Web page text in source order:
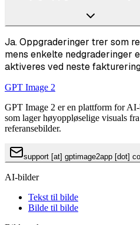
Ja. Oppgraderinger trer som
mens enkelte nedgraderinger
aktiveres ved neste
GPT Image 2
GPT Image 2 er en plattform for
som lager høyoppløselige visuals
referansebilder.
support [at] gptimage2app [dot]
AI-bilder
Tekst til bilde
Bilde til bilde